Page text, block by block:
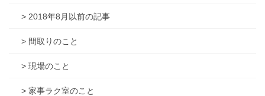
> 2018年8月以前の記事
> 間取りのこと
> 現場のこと
> 家事ラク室のこと